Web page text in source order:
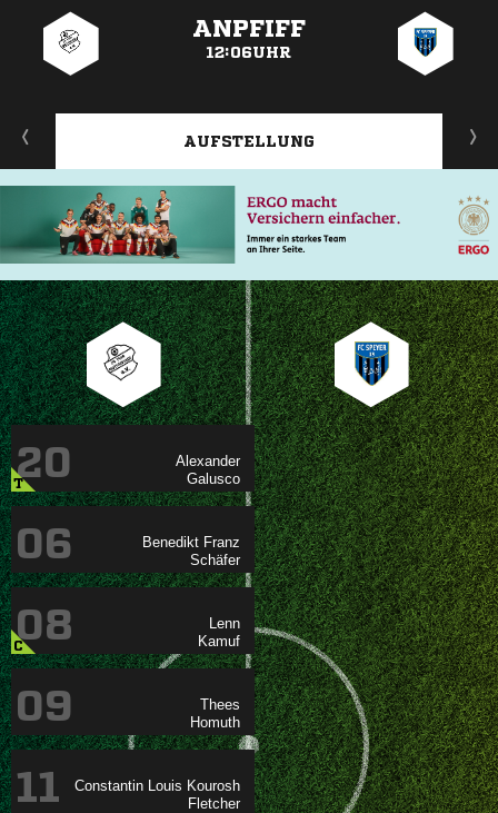
ANPFIFF
12:06UHR
AUFSTELLUNG


20
T
 

06


08
C


09
  

11